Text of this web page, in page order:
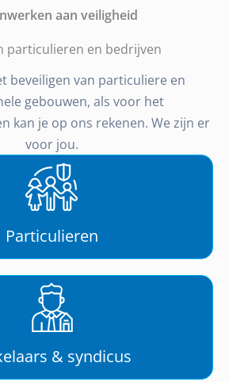
aan veiligheid
particulieren en bedrijven
beveiligen van particuliere en
gebouwen, als voor het
kan je op ons rekenen. We zijn er
voor jou.
Particulieren
& syndicus